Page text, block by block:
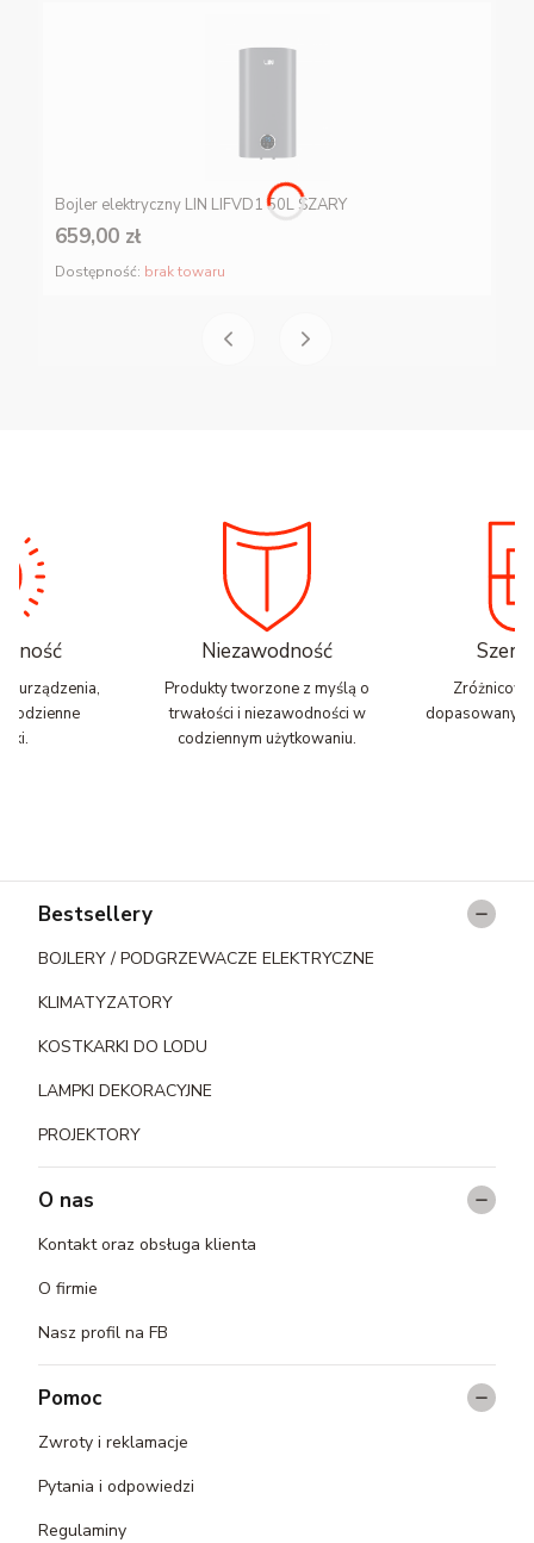
Bojler elektryczny LIN LIFVD1 50L SZARY
659,00 zł
Dostępność: brak towaru
urządzenia,
codzienne
Niezawodność
Produkty tworzone z myślą o
trwałości i niezawodności w
codziennym użytkowaniu.
dopasowany
Linki w stopce
Bestsellery
BOJLERY / PODGRZEWACZE ELEKTRYCZNE
KLIMATYZATORY
KOSTKARKI DO LODU
LAMPKI DEKORACYJNE
PROJEKTORY
O nas
Kontakt oraz obsługa klienta
O firmie
Nasz profil na FB
Pomoc
Zwroty i reklamacje
Pytania i odpowiedzi
Regulaminy